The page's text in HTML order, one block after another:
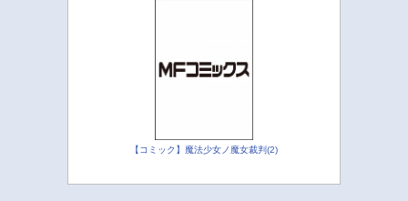
【コミック】魔法少女ノ魔女裁判(2)